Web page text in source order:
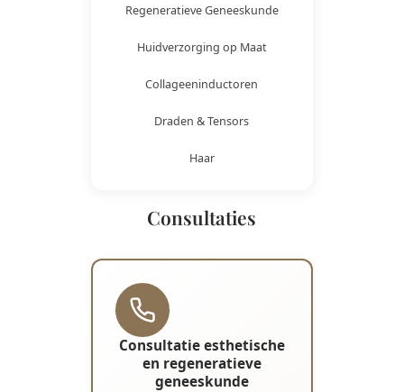
Regeneratieve Geneeskunde
Huidverzorging op Maat
Collageeninductoren
Draden & Tensors
Haar
Consultaties
Consultatie esthetische
en regeneratieve
geneeskunde